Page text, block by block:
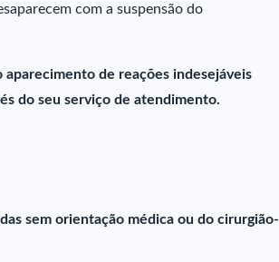
com a suspensão do
de reações indesejáveis
do seu serviço de atendimento.
sem orientação médica ou do cirurgião-